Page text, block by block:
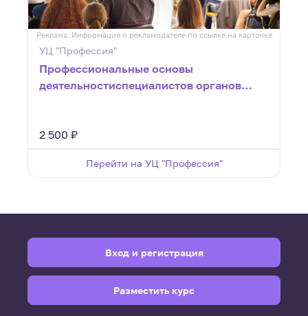
Реклама. Информация о рекламодателе по ссылке на карточке
УЦ "Профессия"
Профессиональные основы
деятельностиспециалистов органов
2 500 ₽
Перейти на УЦ "Профессия"
Вход и регистрация
Разместить курс